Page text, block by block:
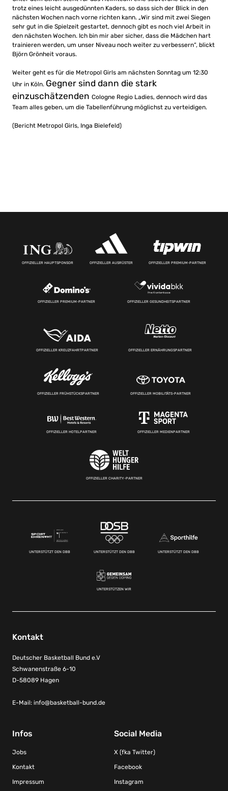
trotz eines leicht ausgedünnten Kaders, so dass sich der Blick in den
nächsten Wochen nach vorne richten kann. „Wir sind mit zwei Siegen
sehr gut in die Spielzeit gestartet, dennoch gibt es noch viel Arbeit in
den nächsten Wochen. Ich bin mir aber sicher, dass die Mädchen hart
trainieren werden, um unser Niveau noch weiter zu verbessern“, blickt
Björn Grönheit voraus.
Weiter geht es für die Metropol Girls am nächsten Sonntag um 12:30
Uhr in Köln. Gegner sind dann die stark
einzuschätzenden Cologne Regio Ladies, dennoch wird das
Team alles geben, um die Tabellenführung möglichst zu verteidigen.
(Bericht Metropol Girls, Inga Bielefeld)
OFFIZIELLER HAUPTSPONSOR OFFIZIELLER AUSRÜSTER OFFIZIELLER PREMIUM-PARTNER
OFFIZIELLER PREMIUM-PARTNER OFFIZIELLER GESUNDHEITSPARTNER
OFFIZIELLER KREUZFAHRTPARTNER OFFIZIELLER ERNÄHRUNGSPARTNER
OFFIZIELLER FRÜHSTÜCKSPARTNER OFFIZIELLER MOBILITÄTS-PARTNER
OFFIZIELLER HOTELPARTNER OFFIZIELLER MEDIENPARTNER
OFFIZIELLER CHARITY-PARTNER
UNTERSTÜTZT DEN DBB UNTERSTÜTZT DEN DBB UNTERSTÜTZT DEN DBB
UNTERSTÜTZEN WIR
Kontakt
Deutscher Basketball Bund e.V
Schwanenstraße 6-10
D-58089 Hagen
E-Mail: info@basketball-bund.de
Infos
Jobs
Kontakt
Impressum
Social Media
X (fka Twitter)
Facebook
Instagram